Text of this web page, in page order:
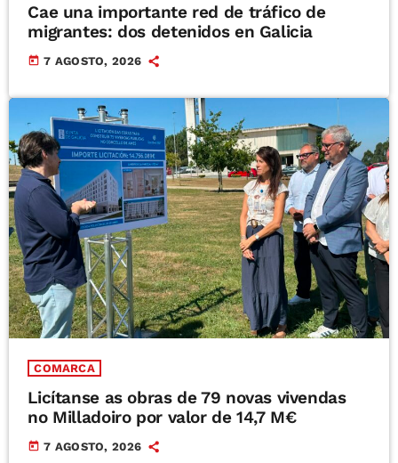
Cae una importante red de tráfico de
migrantes: dos detenidos en Galicia
today 7 AGOSTO, 2026
COMARCA
Licítanse as obras de 79 novas vivendas
no Milladoiro por valor de 14,7 M€
today 7 AGOSTO, 2026